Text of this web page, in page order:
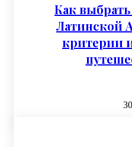
Как
Латинской
критерии